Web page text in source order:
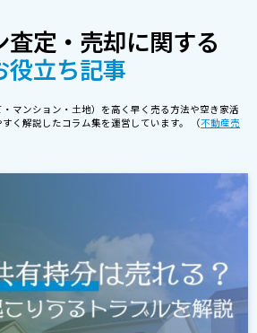
査定・売却に関する
役立ち記事
マンション・土地）を高く早く売る方法や空き家活
く解説したコラム集を運営しています。 （不動産売